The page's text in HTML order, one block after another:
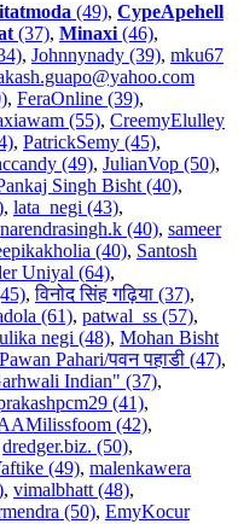
(49), CypeApehell
(37), Minaxi(46),
, Johnnynady (39), mku67
, FeraOnline (39),
(55), CreemyElulley
, PatrickSemy (45),
(49), JulianVop (50),
Singh Bisht (40),
, lata_negi (43),
narendrasingh.k (40), sameer
(40), Santosh
Uniyal (64),
,विनोद सिंह गढ़िया (37),
(61), patwal_ss (57),
negi (48), Mohan Bisht
Pawan Pahari/पवन पहाडी (47),
Indian" (37),
(41),
(42),
dredger.biz. (50),
(49), malenkawera
, vimalbhatt (48),
(50), EmyKocur